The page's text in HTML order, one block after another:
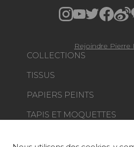
COLLECTIONS
TISSUS
PAPIERS PEINTS
TAPIS ET MOQUETTES
PROJETS
Rejoindre Pierre